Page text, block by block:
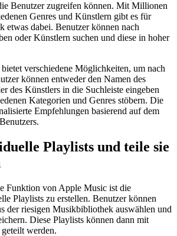
Benutzer zugreifen können. Mit Millionen
Genres und Künstlern gibt es für
etwas dabei. Benutzer können nach
oder Künstlern suchen und diese in hoher
verschiedene Möglichkeiten, um nach
können entweder den Namen des
des Künstlers in die Suchleiste eingeben
Kategorien und Genres stöbern. Die
Empfehlungen basierend auf dem
Playlists und teile sie
Funktion von Apple Music ist die
Playlists zu erstellen. Benutzer können
der riesigen Musikbibliothek auswählen und
Diese Playlists können dann mit
werden.